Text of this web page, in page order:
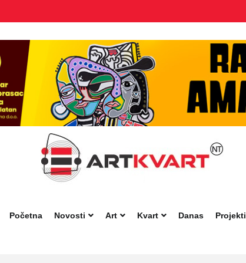
Početna
Novosti Art Kvart Danas Projekti